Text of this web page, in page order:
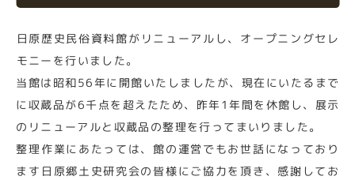
日原歴史民俗資料館がリニューアルし、オープニングセレ
モニーを行いました。
当館は昭和56年に開館いたしましたが、現在にいたるまで
に収蔵品が6千点を超えたため、昨年1年間を休館し、展示
のリニューアルと収蔵品の整理を行ってまいりました。
整理作業にあたっては、館の運営でもお世話になっており
ます日原郷土史研究会の皆様にご協力を頂き、感謝してお